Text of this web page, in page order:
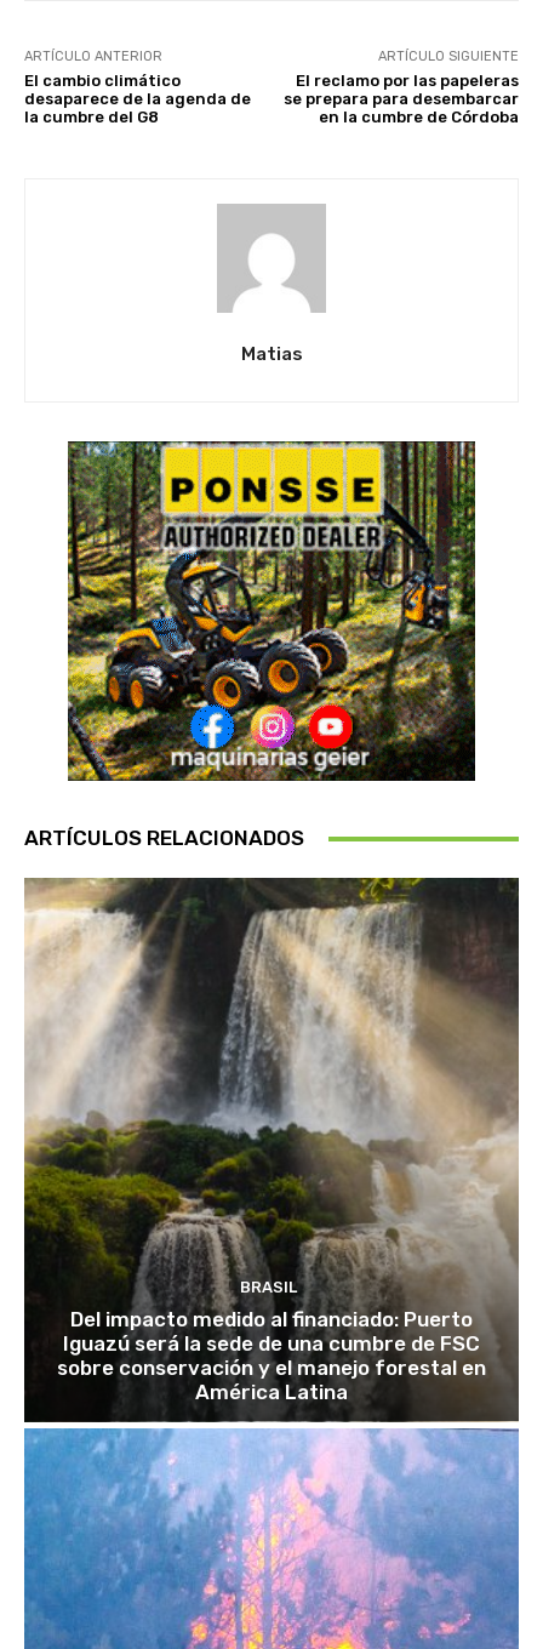
ARTÍCULO ANTERIOR
El cambio climático
desaparece de la agenda de
la cumbre del G8
ARTÍCULO SIGUIENTE
El reclamo por las papeleras
se prepara para desembarcar
en la cumbre de Córdoba
Matias
ARTÍCULOS RELACIONADOS
BRASIL
Del impacto medido al financiado: Puerto
Iguazú será la sede de una cumbre de FSC
sobre conservación y el manejo forestal en
América Latina